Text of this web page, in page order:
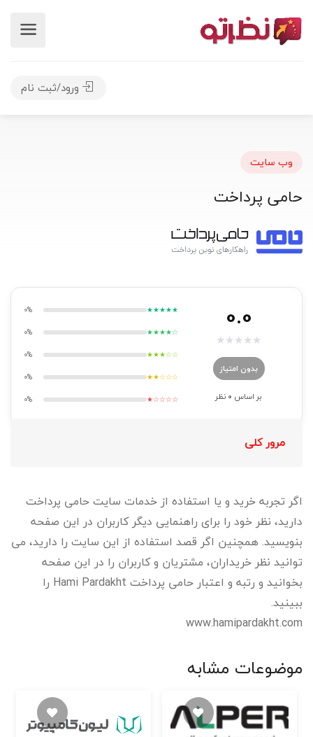
ورود/ثبت نام
وب سایت
حامی پرداخت
0.0
★
★
★
★
★
بدون امتیاز
بر اساس 0 نظر
★★★★★
0%
★★★★☆
0%
★★★☆☆
0%
★★☆☆☆
0%
★☆☆☆☆
0%
مرور کلی
اگر تجربه خرید و یا استفاده از خدمات سایت حامی پرداخت
دارید، نظر خود را برای راهنمایی دیگر کاربران در این صفحه
بنویسید. همچنین اگر قصد استفاده از این سایت را دارید، می
توانید نظر خریداران، مشتریان و کاربران را در این صفحه
بخوانید و رتبه و اعتبار حامی پرداخت Hami Pardakht را
ببینید.
www.hamipardakht.com
موضوعات مشابه